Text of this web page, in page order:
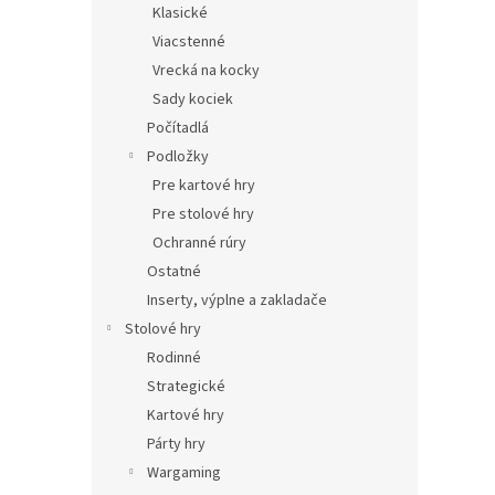
Klasické
Viacstenné
Vrecká na kocky
Sady kociek
Počítadlá
Podložky
Pre kartové hry
Pre stolové hry
Ochranné rúry
Ostatné
Inserty, výplne a zakladače
Stolové hry
Rodinné
Strategické
Kartové hry
Párty hry
Wargaming